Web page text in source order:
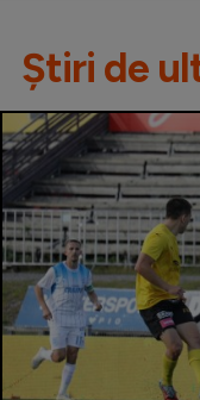
Știri de